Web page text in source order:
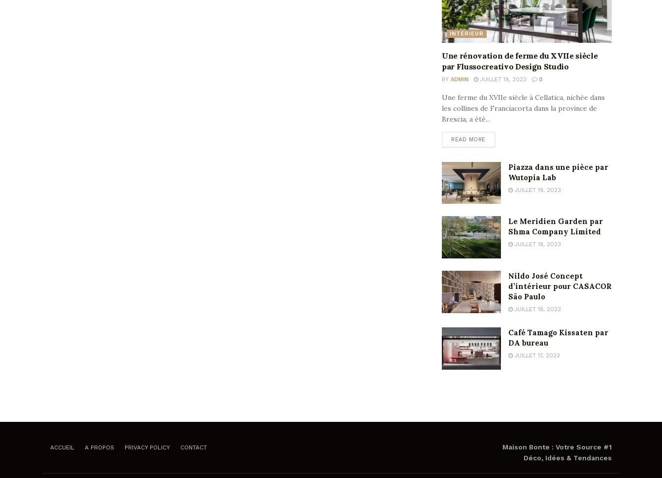
INTÉRIEUR
Une rénovation de ferme du XVIIe siècle
par Flussocreativo Design Studio
BY ADMIN JUILLET 19, 2023 0
Une ferme du XVIIe siècle à Cellatica, nichée dans
les collines de Franciacorta dans la province de
Brescia, a été...
READ MORE
Piazza dans une pièce par
Wutopia Lab
JUILLET 19, 2023
Le Meridien Garden par
Shma Company Limited
JUILLET 18, 2023
Nildo José Concept
d’intérieur pour CASACOR
São Paulo
JUILLET 18, 2023
Café Tamago Kissaten par
DA bureau
JUILLET 17, 2023
ACCUEIL A PROPOS PRIVACY POLICY CONTACT
Maison Bonte : Votre Source #1
Déco, Idées & Tendances